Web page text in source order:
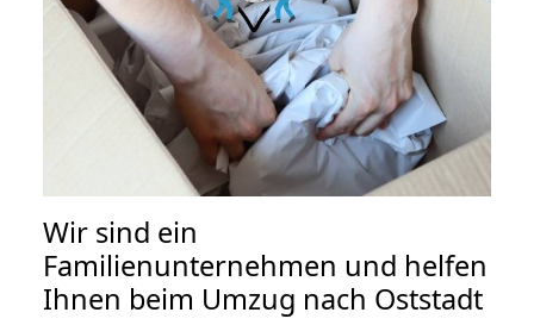
Wir sind ein
Familienunternehmen und helfen
Ihnen beim Umzug nach Oststadt